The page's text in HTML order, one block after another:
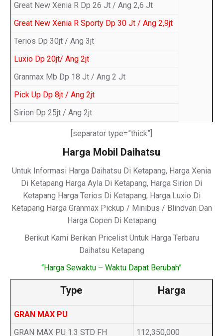
Great New Xenia R Dp 26 Jt / Ang 2,6 Jt
Great New Xenia R Sporty Dp 30 Jt / Ang 2,9jt
Terios Dp 30jt / Ang 3jt
Luxio Dp 20jt/ Ang 2jt
Granmax Mb Dp 18 Jt / Ang 2 Jt
Pick Up Dp 8jt / Ang 2jt
Sirion Dp 25jt / Ang 2jt
[separator type=”thick”]
Harga Mobil Daihatsu
Untuk Informasi Harga Daihatsu Di Ketapang, Harga Xenia
Di Ketapang Harga Ayla Di Ketapang, Harga Sirion Di
Ketapang Harga Terios Di Ketapang, Harga Luxio Di
Ketapang Harga Granmax Pickup / Minibus / Blindvan Dan
Harga Copen Di Ketapang
Berikut Kami Berikan Pricelist Untuk Harga Terbaru
Daihatsu Ketapang
“Harga Sewaktu – Waktu Dapat Berubah”
Type Harga
GRAN MAX PU
GRAN MAX PU 1.3 STD FH
112,350,000